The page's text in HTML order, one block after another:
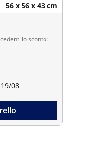
56 x 56 x 43 cm
lo sconto:
08